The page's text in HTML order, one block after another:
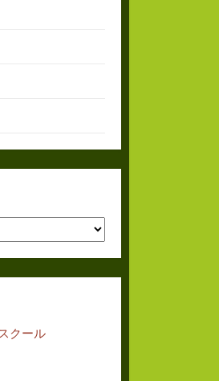
クール